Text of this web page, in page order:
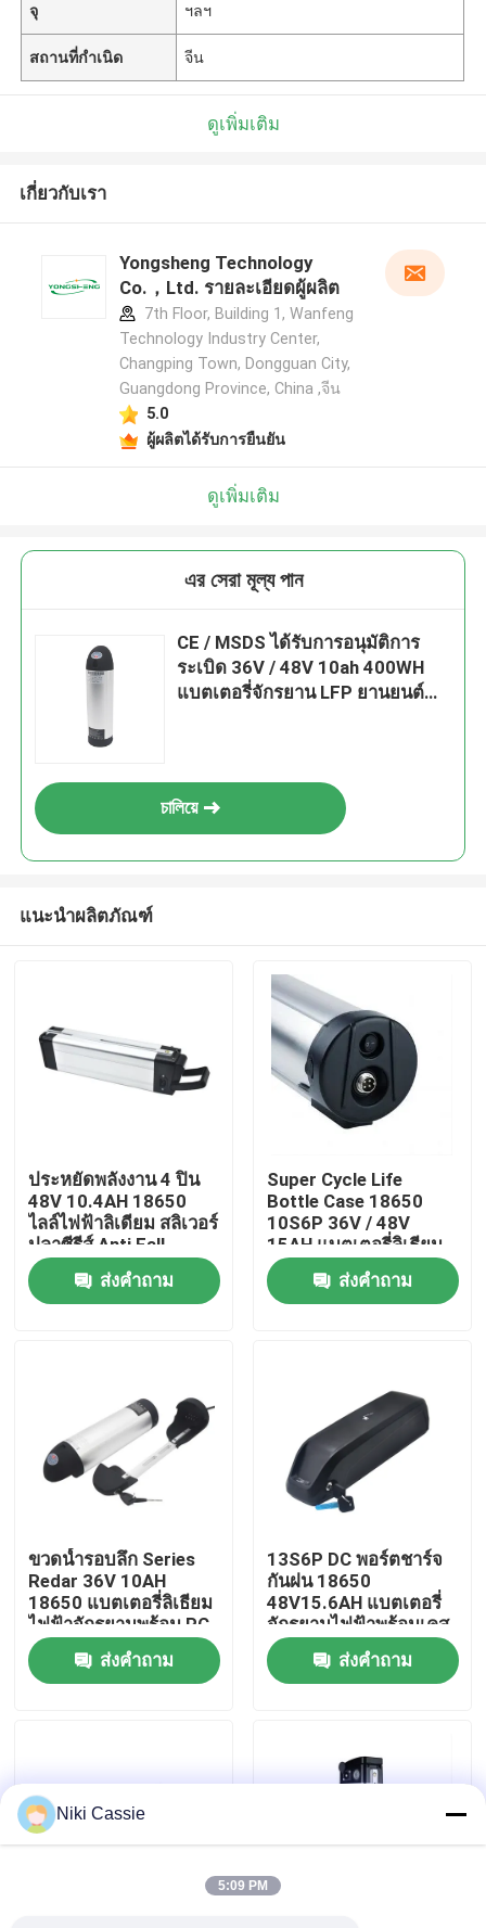
บ้าน
วิดีโอ
เกี่ยวกับเรา
ทัวร์โรงงาน
ควบคุมคุณภาพ
ข่าว
ขอใบเสนอราคา
จุ
ฯลฯ
สถานที่กำเนิด จีน
ดูเพิ่มเติม
เกี่ยวกับเรา
Yongsheng Technology
Co.，Ltd. รายละเอียดผู้ผลิต
7th Floor, Building 1, Wanfeng
Technology Industry Center,
Changping Town, Dongguan City,
Guangdong Province, China ,จีน
5.0
ผู้ผลิตได้รับการยืนยัน
ดูเพิ่มเติม
এর সেরা মূল্য পান
CE / MSDS ได้รับการอนุมัติการ
ระเบิด 36V / 48V 10ah 400WH
แบตเตอรี่จักรยาน LFP ยานยนต์
চালিয়ে
แนะนำผลิตภัณฑ์
ประหยัดพลังงาน 4 ปิน
48V 10.4AH 18650
ไลล์ไฟฟ้าลิเดียม สลิเวอร์
ปลาซีรีส์ Anti Fall
Buckle สําหรับจักรยาน
ไฟฟ้า
ส่งคำถาม
Super Cycle Life
Bottle Case 18650
10S6P 36V / 48V
15AH แบตเตอรี่ลิเธียม
ไฟฟ้าสำหรับรถจักรยาน
ไฟฟ้า
ส่งคำถาม
ขวดน้ำรอบลึก Series
Redar 36V 10AH
18650 แบตเตอรี่ลิเธียม
ไฟฟ้าจักรยานพร้อม PC
+ เคส ABS สำหรับ
สกู๊ตเตอร์ไฟฟ้า
ส่งคำถาม
13S6P DC พอร์ตชาร์จ
กันฝน 18650
48V15.6AH แบตเตอรี่
จักรยานไฟฟ้าพร้อมเคส
อลูมิเนียมสำหรับรถ
จักรยานไฟฟ้าส่งคำถาม
Niki Cassie
5:09 PM